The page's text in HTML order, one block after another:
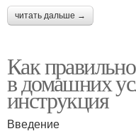
читать дальше →
Как
в домашних
инструкция
Введение